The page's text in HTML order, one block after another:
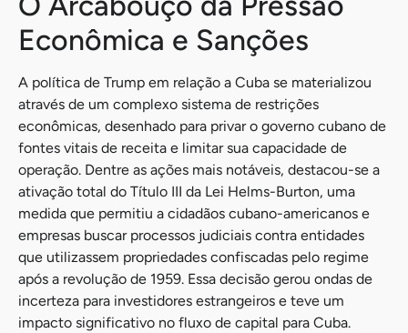
Econômica e Sanções
A política de Trump em relação a Cuba se materializou
através de um complexo sistema de restrições
econômicas, desenhado para privar o governo cubano de
fontes vitais de receita e limitar sua capacidade de
operação. Dentre as ações mais notáveis, destacou-se a
ativação total do Título III da Lei Helms-Burton, uma
medida que permitiu a cidadãos cubano-americanos e
empresas buscar processos judiciais contra entidades
que utilizassem propriedades confiscadas pelo regime
após a revolução de 1959. Essa decisão gerou ondas de
incerteza para investidores estrangeiros e teve um
impacto significativo no fluxo de capital para Cuba.